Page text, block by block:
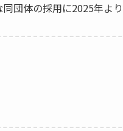
団体の採用に2025年より